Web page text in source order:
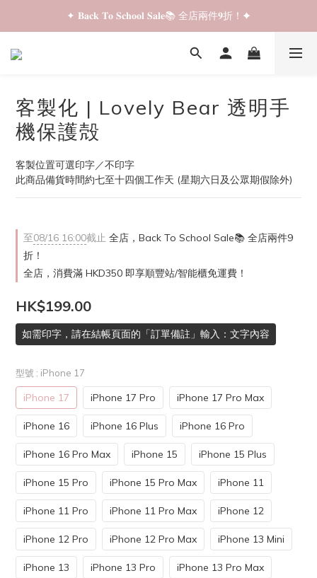
✦ 𝐁𝐚𝐜𝐤 𝐓𝐨 𝐒𝐜𝐡𝐨𝐨𝐥 𝐒𝐚𝐥𝐞📚 全店兩件𝟗折！✦
✦ 𝐁𝐚𝐜𝐤 𝐓𝐨 𝐒𝐜𝐡𝐨𝐨𝐥 𝐒𝐚𝐥𝐞📚 全店兩件𝟗折！✦
✦ 全店購物滿 𝐇𝐊𝐃𝟑𝟓𝟎 即享順豐站/智能櫃免運費！✦
客製化 | Lovely Bear 透明手
機保護殻
客製位置可選印字／不印字
此商品備貨時間約七至十四個工作天 (星期六日及公眾期假除外)
至08/16 16:00截止 全店，Back To School Sale📚 全店兩件9
折！
全店，消費滿 HKD350 即享順豐站/智能櫃免運費！
HK$199.00
如需印字，請在結帳頁面的「訂單備註」輸入：文字內容
型號 : iPhone 17
iPhone 17 iPhone 17 Pro iPhone 17 Pro Max
iPhone 16 iPhone 16 Plus iPhone 16 Pro
iPhone 16 Pro Max iPhone 15 iPhone 15 Plus
iPhone 15 Pro iPhone 15 Pro Max iPhone 11
iPhone 11 Pro iPhone 11 Pro Max iPhone 12
iPhone 12 Pro iPhone 12 Pro Max iPhone 13 Mini
iPhone 13 iPhone 13 Pro iPhone 13 Pro Max